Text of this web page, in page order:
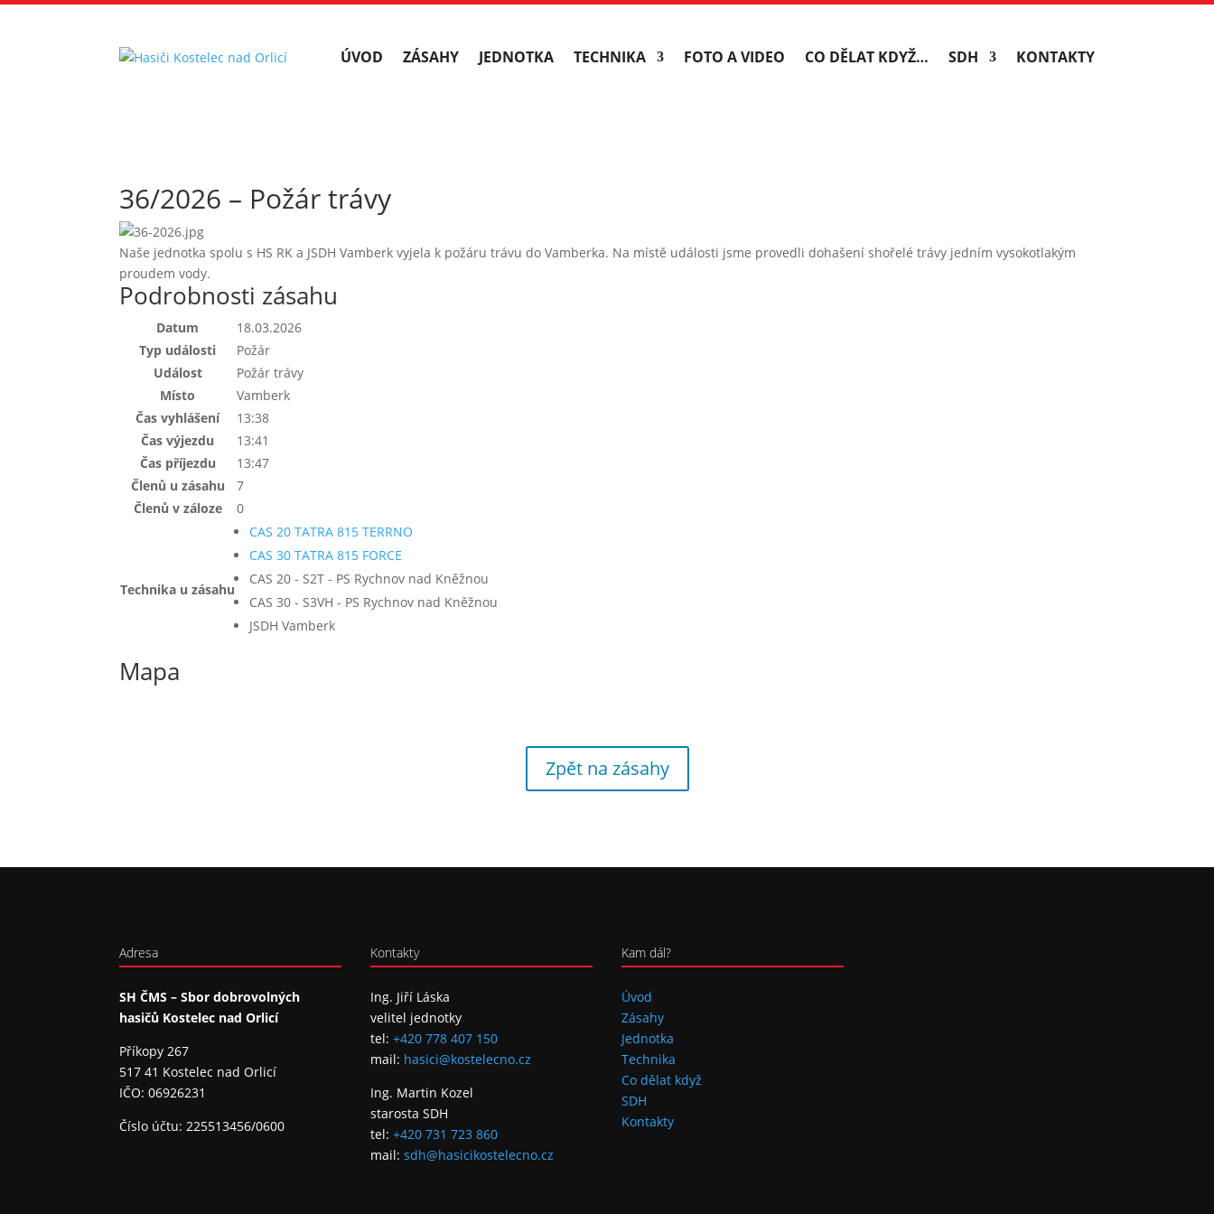
ÚVOD ZÁSAHY JEDNOTKA TECHNIKA FOTO A VIDEO CO DĚLAT KDYŽ… SDH KONTAKTY
36/2026 – Požár trávy
Naše jednotka spolu s HS RK a JSDH Vamberk vyjela k požáru trávu do Vamberka. Na místě události jsme provedli dohašení shořelé trávy jedním vysokotlakým
proudem vody.
Podrobnosti zásahu
Datum
18.03.2026
Typ události
Požár
Událost
Požár trávy
Místo
Vamberk
Čas vyhlášení
13:38
Čas výjezdu
13:41
Čas příjezdu
13:47
Členů u zásahu
7
Členů v záloze
0
Technika u zásahu
CAS 20 TATRA 815 TERRNO
CAS 30 TATRA 815 FORCE
CAS 20 - S2T - PS Rychnov nad Kněžnou
CAS 30 - S3VH - PS Rychnov nad Kněžnou
JSDH Vamberk
Mapa
Zpět na zásahy
Adresa
SH ČMS – Sbor dobrovolných
hasičů Kostelec nad Orlicí
Příkopy 267
517 41 Kostelec nad Orlicí
IČO: 06926231
Číslo účtu: 225513456/0600
Kontakty
Ing. Jiří Láska
velitel jednotky
tel:+420 778 407 150
mail: hasici@kostelecno.cz
Ing. Martin Kozel
starosta SDH
tel:+420 731 723 860
mail:sdh@hasicikostelecno.cz
Kam dál?
Úvod
Zásahy
Jednotka
Technika
Co dělat když
SDH
Kontakty